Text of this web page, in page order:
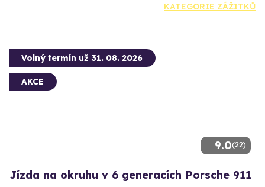
KATEGORIE ZÁŽITKŮ
9.0(22)
Volný termín už 31. 08. 2026
AKCE
Jízda na okruhu v 6 generacích Porsche 911